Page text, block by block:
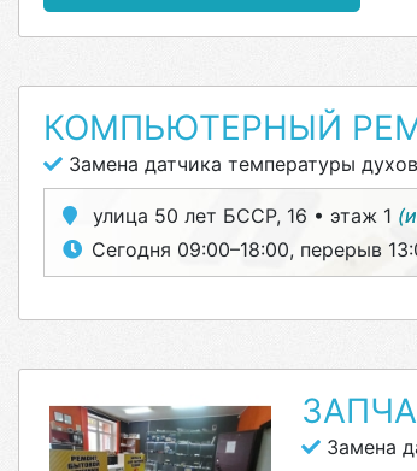
КОМПЬЮТЕРНЫЙ
Замена датчика температуры
улица 50 лет БССР, 16 • этаж 1
Сегодня 09:00–18:00, перерыв
Замена